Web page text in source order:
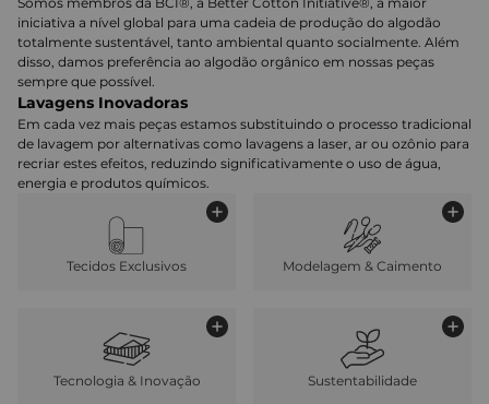
iniciativa a nível global para uma cadeia de produção do algodão
totalmente sustentável, tanto ambiental quanto socialmente. Além
disso, damos preferência ao algodão orgânico em nossas peças
sempre que possível.
Lavagens Inovadoras
Em cada vez mais peças estamos substituindo o processo tradicional
de lavagem por alternativas como lavagens a laser, ar ou ozônio para
recriar estes efeitos, reduzindo significativamente o uso de água,
energia e produtos químicos.
Tecidos Exclusivos Modelagem & Caimento
Tecnologia & Inovação Sustentabilidade